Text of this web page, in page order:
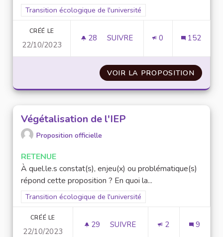
Filtrer les résultats pour le secteur : Transition écologique
Transition écologique de l'université
CRÉÉ LE
22/10/2023
28 28 ABONNÉS
SUIVRE 0 152
VOIR LA PROPOSITION
Végétalisation de l'IEP
Proposition officielle
RETENUE
À quel.le.s constat(s), enjeu(x) ou problématique(s)
répond cette proposition ? En quoi la...
Filtrer les résultats pour le secteur : Transition écologique
Transition écologique de l'université
CRÉÉ LE
22/10/2023
29 29 ABONNÉS
SUIVRE 2 9